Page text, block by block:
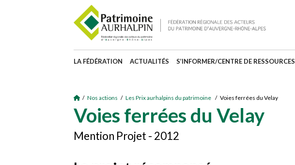
LA FÉDÉRATION ACTUALITÉS S’INFORMER/CENTRE DE RESSOURCES
/ Nos actions / Les Prix aurhalpins du patrimoine / Voies ferrées du Velay
Voies ferrées du Velay
Mention Projet - 2012